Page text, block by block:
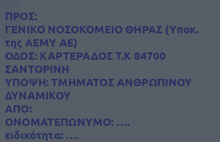
ΠΡΟΣ:
ΓΕΝΙΚΟ ΝΟΣΟΚΟΜΕΙΟ ΘΗΡΑΣ (Υποκ.
της ΑΕΜΥ ΑΕ)
ΟΔΟΣ: ΚΑΡΤΕΡΑΔΟΣ Τ.Κ 84700
ΣΑΝΤΟΡΙΝΗ
ΥΠΟΨΗ: ΤΜΗΜΑΤΟΣ ΑΝΘΡΩΠΙΝΟΥ
ΔΥΝΑΜΙΚΟΥ
ΑΠΟ:
ΟΝΟΜΑΤΕΠΩΝΥΜΟ: ….
ειδικότητα: ….